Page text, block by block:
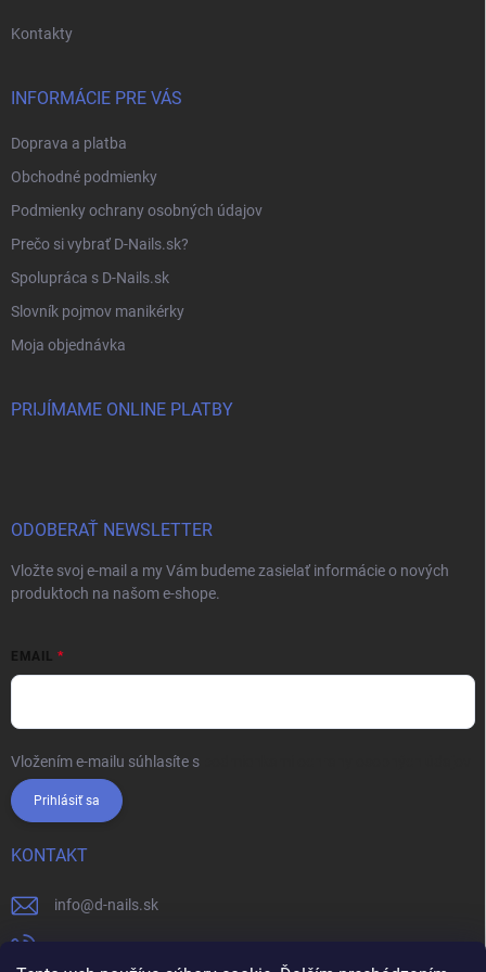
Kontakty
INFORMÁCIE PRE VÁS
Doprava a platba
Obchodné podmienky
Podmienky ochrany osobných údajov
Prečo si vybrať D-Nails.sk?
Spolupráca s D-Nails.sk
Slovník pojmov manikérky
Moja objednávka
PRIJÍMAME ONLINE PLATBY
ODOBERAŤ NEWSLETTER
Vložte svoj e-mail a my Vám budeme zasielať informácie o nových
produktoch na našom e-shope.
EMAIL
Vložením e-mailu súhlasíte s
Prihlásiť sa
KONTAKT
info@d-nails.sk